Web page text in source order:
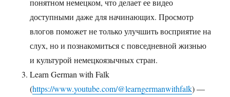
понятном немецком, что делает ее видео
доступными даже для начинающих. Просмотр
влогов поможет не только улучшить восприятие на
слух, но и познакомиться с повседневной жизнью
и культурой немецкоязычных стран.
Learn German with Falk
(https://www.youtube.com/@learngermanwithfalk) —